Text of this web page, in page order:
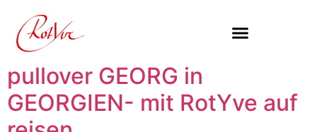
springen
pullover GEORG in
GEORGIEN- mit RotYve auf